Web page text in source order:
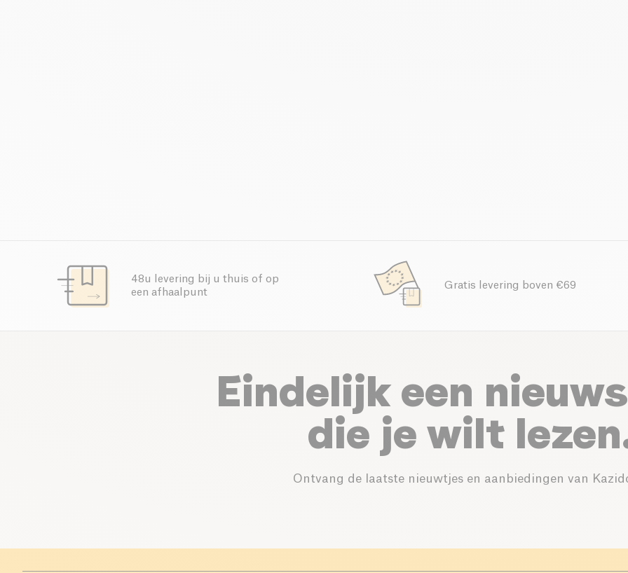
48u levering bij u thuis of op
een afhaalpunt
Gratis levering boven €69
Eindelijk een
die je wilt
Ontvang de laatste nieuwtjes en aanbiedingen van